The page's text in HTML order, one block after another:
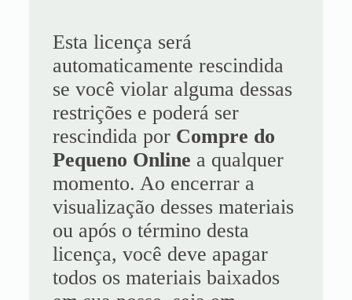
Esta licença será
automaticamente rescindida
se você violar alguma dessas
restrições e poderá ser
rescindida por Compre do
Pequeno Online a qualquer
momento. Ao encerrar a
visualização desses materiais
ou após o término desta
licença, você deve apagar
todos os materiais baixados